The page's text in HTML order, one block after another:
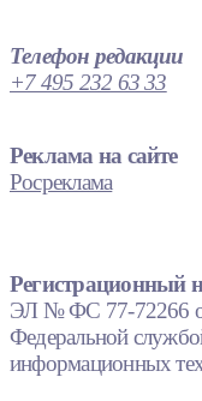
Телефон редакции
+7 495 232 63 33
Реклама на сайте
Росреклама
Регистрационный
ЭЛ № ФС 77-72266
Федеральной
информационных